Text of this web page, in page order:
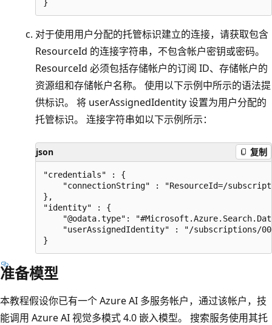
对于使用用户分配的托管标识建立的连接，请获取包含
ResourceId 的连接字符串，不包含帐户密钥或密码。
ResourceId 必须包括存储帐户的订阅 ID、存储帐户的
资源组和存储帐户名称。 使用以下示例中所示的语法提
供标识。 将 userAssignedIdentity 设置为用户分配的
托管标识。 连接字符串如以下示例所示：
json 复制
"credentials" : {
"connectionString" : "ResourceId=/
},
"identity" : {
"@odata.type":
"userAssignedIdentity" : "/subscriptions/
准备模型
本教程假设你已有一个 Azure AI 多服务帐户，通过该帐户，技
能调用 Azure AI 视觉多模式 4.0 嵌入模型。 搜索服务使用其托